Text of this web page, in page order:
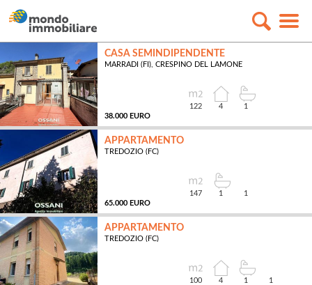
CASA SEMINDIPENDENTE
MARRADI (FI), CRESPINO DEL LAMONE
38.000 EURO
122 4 1
APPARTAMENTO
TREDOZIO (FC)
65.000 EURO
147 1 1
APPARTAMENTO
TREDOZIO (FC)
100 4 1 1